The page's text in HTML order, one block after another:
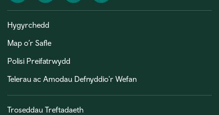
Hygyrchedd
Map o’r Safle
Polisi Preifatrwydd
Telerau ac Amodau Defnyddio'r Wefan
Troseddau Treftadaeth